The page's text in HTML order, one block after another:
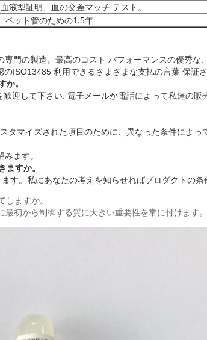
液型証明、血の交差マッチ テスト。
ペット管のための1.5年
門の製造。最高のコスト パフォーマンスの優秀な
のISO13485 利用できるさまざまな支払の言葉 保証
か。
歓迎して下さい . 電子メールか電話によって私達の
タマイズされた項目のために、異なった条件によっ
みます。
ますか。
す。私にあなたの考えを知らせればプロダクトの条
ますか。
初から制御する質に大きい重要性を常に付けます。